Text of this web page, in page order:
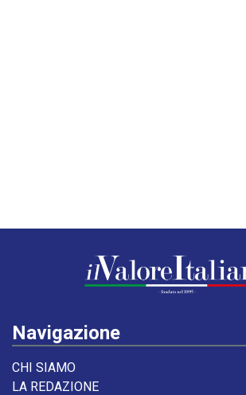
Navigazione
CHI SIAMO
LA REDAZIONE